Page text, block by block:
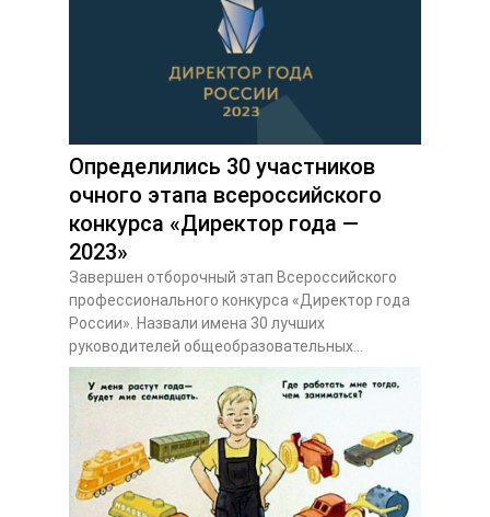
Определились 30 участников
очного этапа всероссийского
конкурса «Директор года —
2023»
Завершен отборочный этап Всероссийского
профессионального конкурса «Директор года
России». Назвали имена 30 лучших
руководителей общеобразовательных...